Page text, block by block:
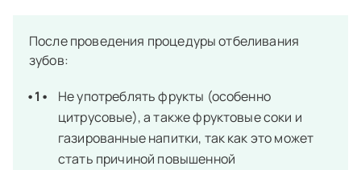
После проведения процедуры отбеливания
зубов:
Не употреблять фрукты (особенно
цитрусовые), а также фруктовые соки и
газированные напитки, так как это может
стать причиной повышенной